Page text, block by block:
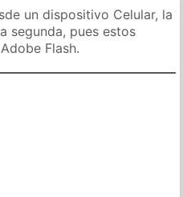
un dispositivo Celular, la
segunda, pues estos
Flash.